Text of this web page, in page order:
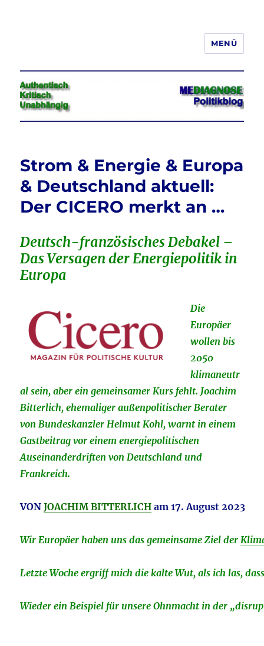
Jeder hat das Recht, seine
Meinung in Wort, Schrift und Bild
frei zu äußern und zu verbreiten
MENÜ
Strom & Energie & Europa
& Deutschland aktuell:
Der CICERO merkt an …
Deutsch-französisches Debakel –
Das Versagen der Energiepolitik in
Europa
Die
Europäer
wollen bis
2050
klimaneutr
al sein, aber ein gemeinsamer Kurs fehlt. Joachim
Bitterlich, ehemaliger außenpolitischer Berater
von Bundeskanzler Helmut Kohl, warnt in einem
Gastbeitrag vor einem energiepolitischen
Auseinanderdriften von Deutschland und
Frankreich.
VONJOACHIM BITTERLICH am 17. August 2023
Wir Europäer haben uns das gemeinsame Ziel der
Letzte Woche ergriff mich die kalte Wut, als ich las,
Wieder ein Beispiel für unsere Ohnmacht in der